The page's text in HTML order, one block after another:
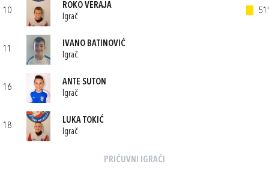
10
ROKO VERAJA
Igrač
51'
11
IVANO BATINOVIĆ
Igrač
16
ANTE SUTON
Igrač
18
LUKA TOKIĆ
Igrač
PRIČUVNI IGRAČI